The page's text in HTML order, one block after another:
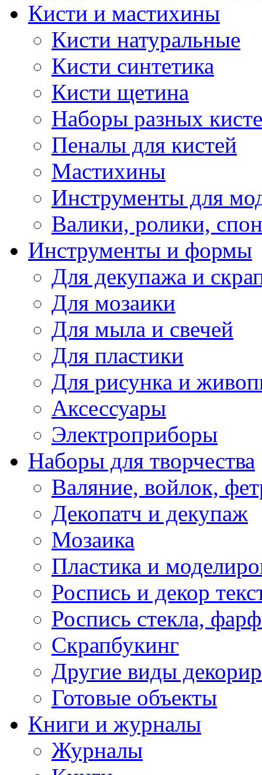
Кисти и мастихины
Кисти натуральные
Кисти синтетика
Кисти щетина
Наборы разных
Пеналы для кистей
Мастихины
Инструменты для
Валики, ролики,
Инструменты и формы
Для декупажа и
Для мозаики
Для мыла и свечей
Для пластики
Для рисунка и
Аксессуары
Электроприборы
Наборы для творчества
Валяние, войлок,
Декопатч и декупаж
Мозаика
Пластика и
Роспись и декор
Роспись стекла,
Скрапбукинг
Другие виды
Готовые объекты
Книги и журналы
Журналы